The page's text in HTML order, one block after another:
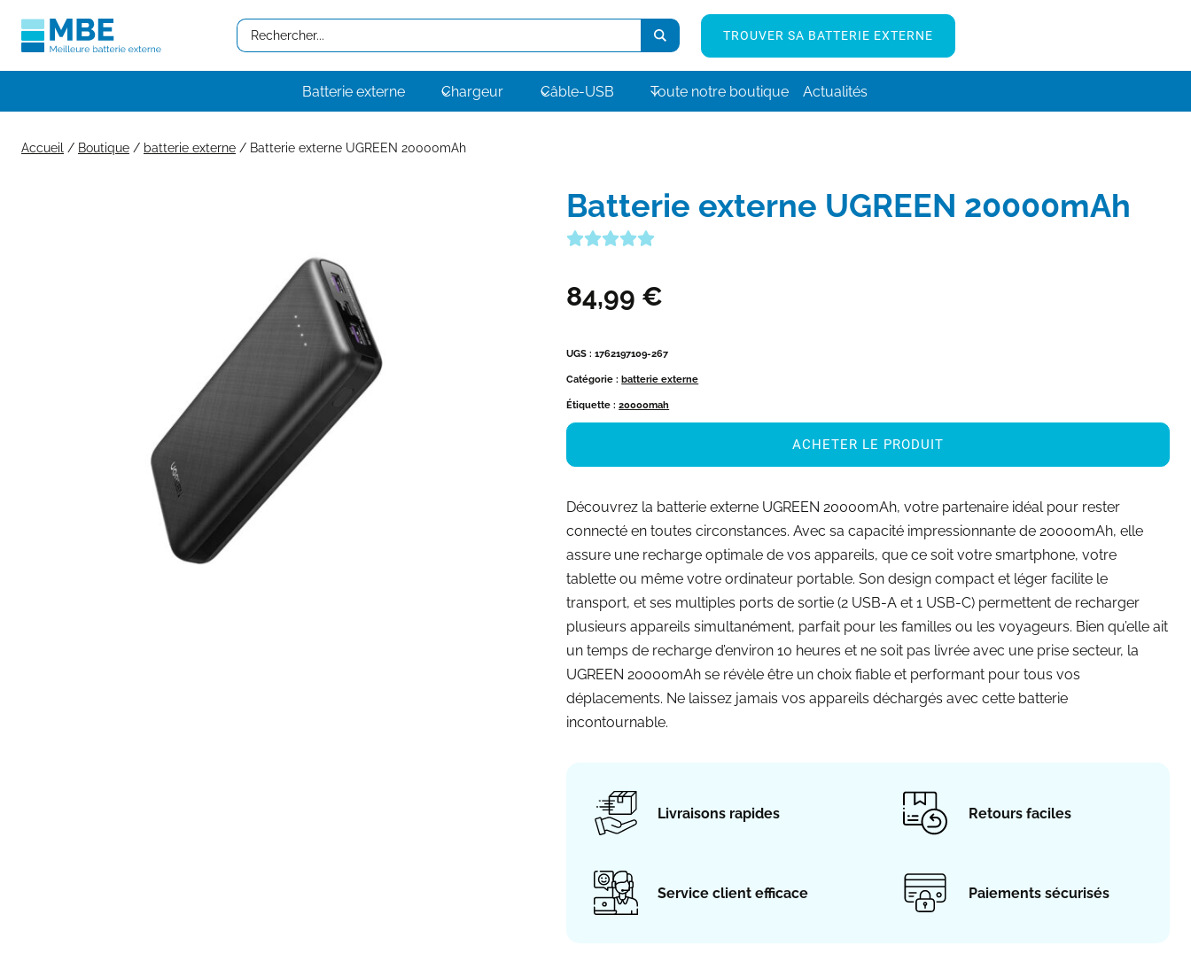
Search
…
TROUVER SA BATTERIE EXTERNE
Batterie externe Chargeur Câble-USB Toute notre boutique Actualités
Accueil / Boutique / batterie externe / Batterie externe UGREEN 20000mAh
Batterie externe UGREEN 20000mAh
84,99 €
UGS :1762197109-267
Catégorie :batterie externe
Étiquette :20000mah
ACHETER LE PRODUIT
Découvrez la batterie externe UGREEN 20000mAh, votre partenaire idéal pour rester
connecté en toutes circonstances. Avec sa capacité impressionnante de 20000mAh, elle
assure une recharge optimale de vos appareils, que ce soit votre smartphone, votre
tablette ou même votre ordinateur portable. Son design compact et léger facilite le
transport, et ses multiples ports de sortie (2 USB-A et 1 USB-C) permettent de recharger
plusieurs appareils simultanément, parfait pour les familles ou les voyageurs. Bien qu’elle ait
un temps de recharge d’environ 10 heures et ne soit pas livrée avec une prise secteur, la
UGREEN 20000mAh se révèle être un choix fiable et performant pour tous vos
déplacements. Ne laissez jamais vos appareils déchargés avec cette batterie
incontournable.
Livraisons rapides Retours faciles
Service client efficace Paiements sécurisés